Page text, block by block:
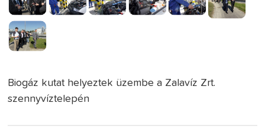
Biogáz kutat helyeztek üzembe a Zalavíz Zrt.
szennyvíztelepén